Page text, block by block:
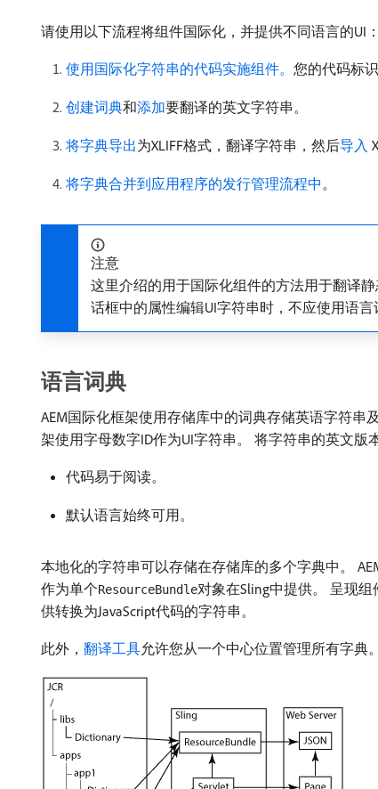
请使用以下流程将组件国际化，并提供不同语言的UI：
使用国际化字符串的代码实施组件。 您的代码标
创建词典和添加要翻译的英文字符串。
将字典导出为XLIFF格式，翻译字符串，然后导入
将字典合并到应用程序的发行管理流程中。
注意
这里介绍的用于国际化组件的方法用于翻译
话框中的属性编辑UI字符串时，不应使用语言
语言词典
AEM国际化框架使用存储库中的词典存储英语字符
架使用字母数字ID作为UI字符串。 将字符串的英文版
代码易于阅读。
默认语言始终可用。
本地化的字符串可以存储在存储库的多个字典中。
作为单个ResourceBundle对象在Sling中提供。 呈现
供转换为JavaScript代码的字符串。
此外， 翻译工具允许您从一个中心位置管理所有字典。